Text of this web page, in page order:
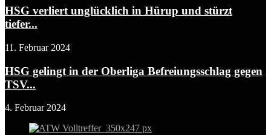
HSG verliert unglücklich in Hürup und stürzt
tiefer...
11. Februar 2024
HSG gelingt in der Oberliga Befreiungsschlag gegen
TSV...
4. Februar 2024